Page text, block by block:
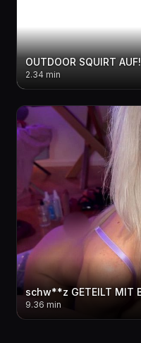
OUTDOOR SQUIRT AUF!
2.34 min
9.36 min